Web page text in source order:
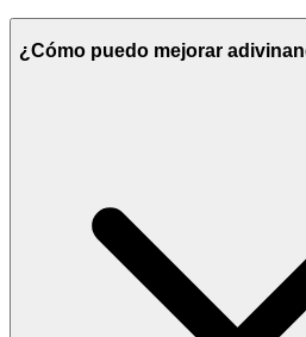
¿Cómo puedo mejorar